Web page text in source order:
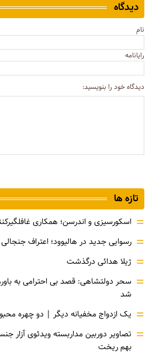
دیدگاه
نام
رایانامه
دیدگاه خود را بنویسید:
تازه ها
= اسکورسیزی و اندرسن؛ همکاری
= رسوایی جدید در هالیوود؛ اعتراف
= ژیلا هدائی درگذشت
= سحر دولتشاهی: قصد بی احترامی به
شد
= یک ازدواج مخفیانه دیگر | دو چهره
= تصاویر دوربین مداربسته ویدئوی آزار
بهم ریخت